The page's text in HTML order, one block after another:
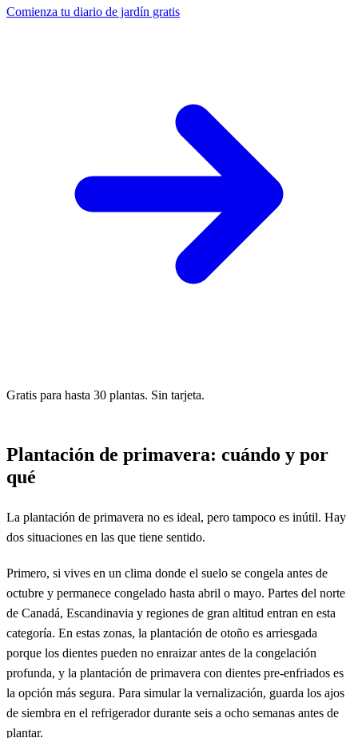
Comienza tu diario de jardín gratis
Gratis para hasta 30 plantas. Sin tarjeta.
Plantación de primavera: cuándo y por
qué
La plantación de primavera no es ideal, pero tampoco es inútil. Hay
dos situaciones en las que tiene sentido.
Primero, si vives en un clima donde el suelo se congela antes de
octubre y permanece congelado hasta abril o mayo. Partes del norte
de Canadá, Escandinavia y regiones de gran altitud entran en esta
categoría. En estas zonas, la plantación de otoño es arriesgada
porque los dientes pueden no enraizar antes de la congelación
profunda, y la plantación de primavera con dientes pre-enfriados es
la opción más segura. Para simular la vernalización, guarda los ajos
de siembra en el refrigerador durante seis a ocho semanas antes de
plantar.